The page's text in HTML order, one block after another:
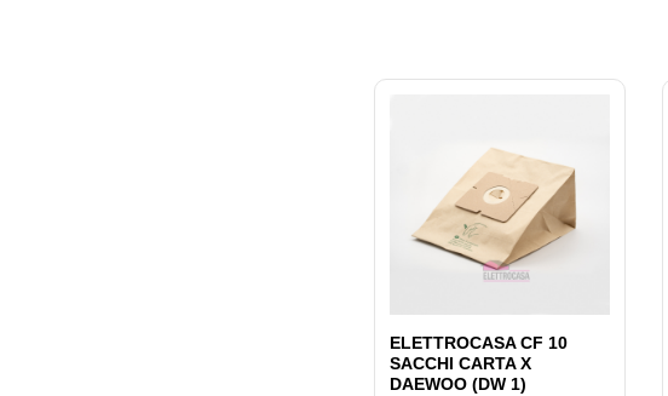
ELETTROCASA CF 10
SACCHI CARTA X
DAEWOO (DW 1)